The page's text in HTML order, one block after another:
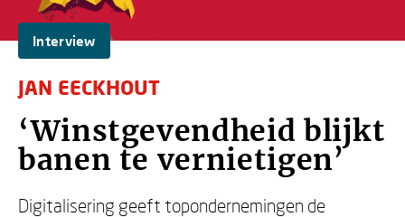
Interview
JAN EECKHOUT
‘Winstgevendheid blijkt
banen te vernietigen’
Digitalisering geeft topondernemingen de